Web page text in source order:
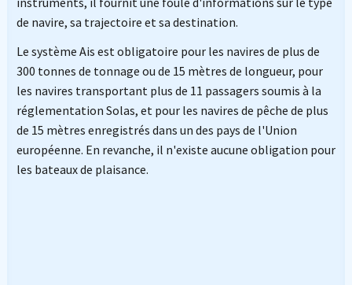
de navire, sa trajectoire et sa destination.
Le système Ais est obligatoire pour les navires de plus de
300 tonnes de tonnage ou de 15 mètres de longueur, pour
les navires transportant plus de 11 passagers soumis à la
réglementation Solas, et pour les navires de pêche de plus
de 15 mètres enregistrés dans un des pays de l'Union
européenne. En revanche, il n'existe aucune obligation pour
les bateaux de plaisance.